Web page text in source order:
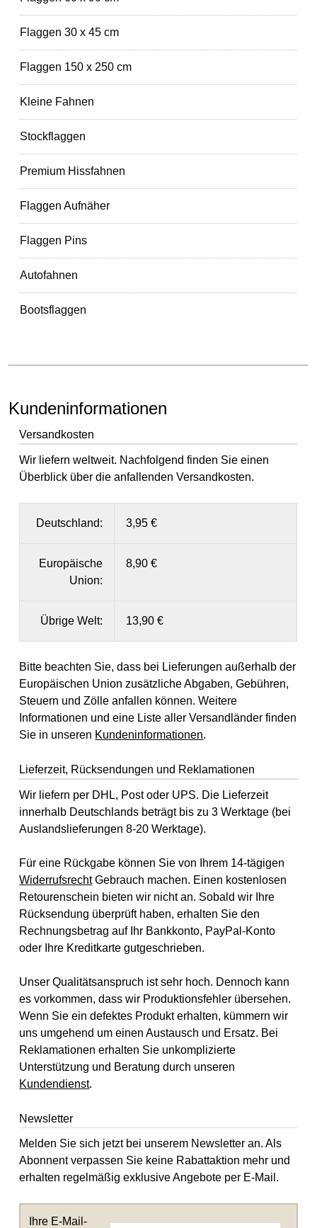
Flaggen 30 x 45 cm
Flaggen 150 x 250 cm
Kleine Fahnen
Stockflaggen
Premium Hissfahnen
Flaggen Aufnäher
Flaggen Pins
Autofahnen
Bootsflaggen
Kundeninformationen
Versandkosten
Wir liefern weltweit. Nachfolgend finden Sie einen
Überblick über die anfallenden Versandkosten.
Deutschland: 3,95 €
Europäische
Union:
8,90 €
Übrige Welt: 13,90 €
Bitte beachten Sie, dass bei Lieferungen außerhalb der
Europäischen Union zusätzliche Abgaben, Gebühren,
Steuern und Zölle anfallen können. Weitere
Informationen und eine Liste aller Versandländer finden
Sie in unseren Kundeninformationen.
Lieferzeit, Rücksendungen und Reklamationen
Wir liefern per DHL, Post oder UPS. Die Lieferzeit
innerhalb Deutschlands beträgt bis zu 3 Werktage (bei
Auslandslieferungen 8-20 Werktage).
Für eine Rückgabe können Sie von Ihrem 14-tägigen
WiderrufsrechtGebrauch machen. Einen kostenlosen
Retourenschein bieten wir nicht an. Sobald wir Ihre
Rücksendung überprüft haben, erhalten Sie den
Rechnungsbetrag auf Ihr Bankkonto, PayPal-Konto
oder Ihre Kreditkarte gutgeschrieben.
Unser Qualitätsanspruch ist sehr hoch. Dennoch kann
es vorkommen, dass wir Produktionsfehler übersehen.
Wenn Sie ein defektes Produkt erhalten, kümmern wir
uns umgehend um einen Austausch und Ersatz. Bei
Reklamationen erhalten Sie unkomplizierte
Unterstützung und Beratung durch unseren
Kundendienst.
Newsletter
Melden Sie sich jetzt bei unserem Newsletter an. Als
Abonnent verpassen Sie keine Rabattaktion mehr und
erhalten regelmäßig exklusive Angebote per E-Mail.
Ihre E-Mail-